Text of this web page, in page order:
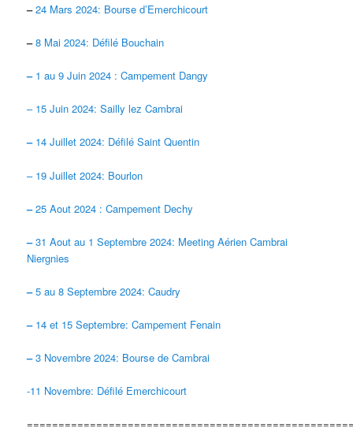
– 24 Mars 2024: Bourse d’Emerchicourt
– 8 Mai 2024: Défilé Bouchain
–1 au 9 Juin 2024 : Campement Dangy
– 15 Juin 2024: Sailly lez Cambrai
–14 Juillet 2024: Défilé Saint Quentin
– 19 Juillet 2024: Bourlon
–25 Aout 2024 : Campement Dechy
–31 Aout au 1 Septembre 2024: Meeting Aérien Cambrai
Niergnies
–5 au 8 Septembre 2024: Caudry
–14 et 15 Septembre: Campement Fenain
–3 Novembre 2024: Bourse de Cambrai
-11 Novembre: Défilé Emerchicourt